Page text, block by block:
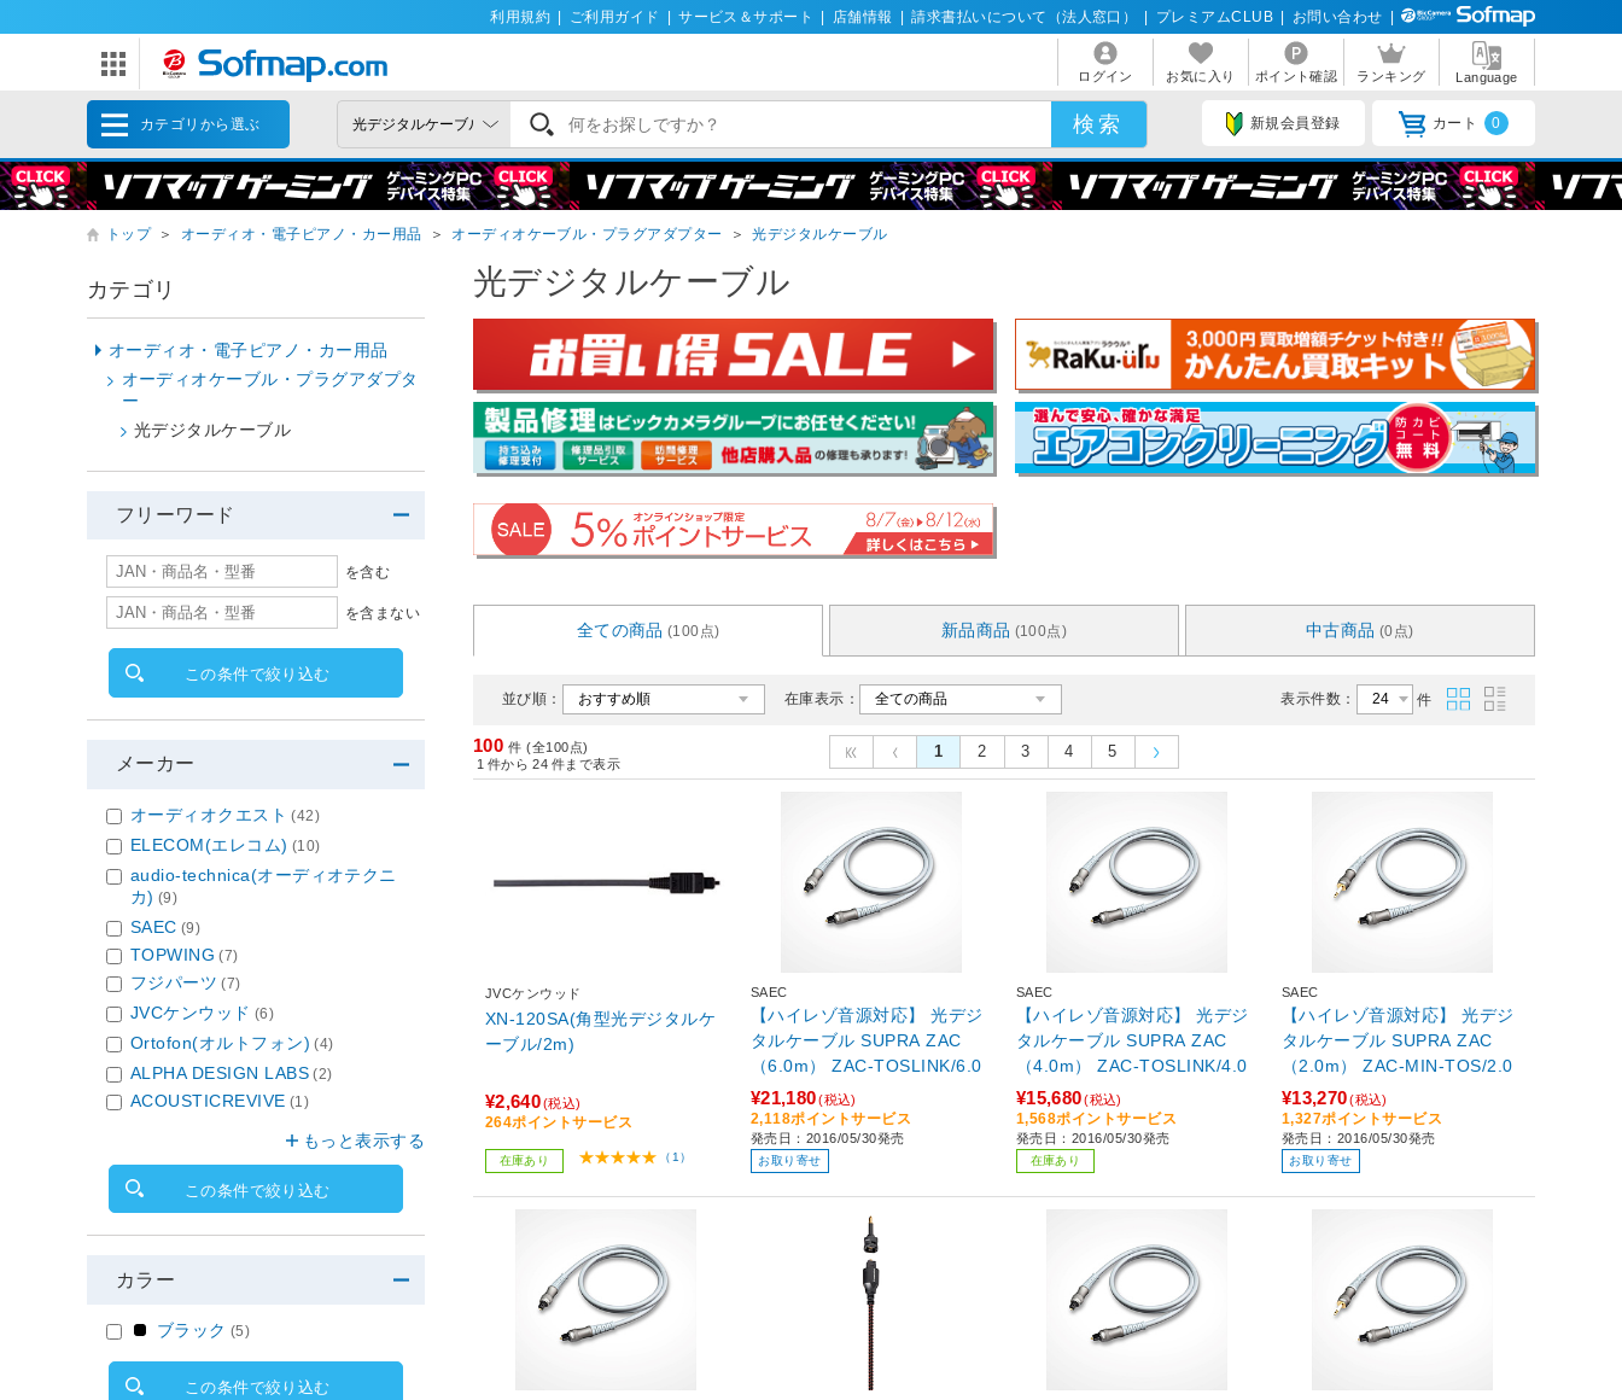
利用規約 ご利用ガイド サービス＆サポート 店舗情報 請求書払いについて（法人窓口） プレミアムCLUB お問い合わせ
ログイン お気に入り ポイント確認 ランキング Language
カテゴリから選ぶ 新規会員登録 カート 0
トップ ＞ オーディオ・電子ピアノ・カー用品 ＞ オーディオケーブル・プラグアダプター ＞ 光デジタルケーブル
光デジタルケーブル
全ての商品 (100点) 新品商品 (100点) 中古商品 (0点)
並び順： 在庫表示： 表示件数： 件
100 件 (全100点)
1 件から 24 件まで表示
1 2 3 4 5
JVCケンウッド
XN-120SA(角型光デジタルケ
ーブル/2m)
¥2,640(税込)
264ポイントサービス
在庫あり （1）
SAEC
【ハイレゾ音源対応】 光デジ
タルケーブル SUPRA ZAC
（6.0m） ZAC-TOSLINK/6.0
¥21,180(税込)
2,118ポイントサービス
発売日：2016/05/30発売
お取り寄せ
SAEC
【ハイレゾ音源対応】 光デジ
タルケーブル SUPRA ZAC
（4.0m） ZAC-TOSLINK/4.0
¥15,680(税込)
1,568ポイントサービス
発売日：2016/05/30発売
在庫あり
SAEC
【ハイレゾ音源対応】 光デジ
タルケーブル SUPRA ZAC
（2.0m） ZAC-MIN-TOS/2.0
¥13,270(税込)
1,327ポイントサービス
発売日：2016/05/30発売
お取り寄せ
カテゴリ
オーディオ・電子ピアノ・カー用品
オーディオケーブル・プラグアダプタ
ー
光デジタルケーブル
フリーワード
を含む
を含まない
この条件で絞り込む
メーカー
オーディオクエスト (42)
ELECOM(エレコム) (10)
audio-technica(オーディオテクニ
カ) (9)
SAEC (9)
TOPWING (7)
フジパーツ (7)
JVCケンウッド (6)
Ortofon(オルトフォン) (4)
ALPHA DESIGN LABS (2)
ACOUSTICREVIVE (1)
もっと表示する
この条件で絞り込む
カラー
ブラック (5)
この条件で絞り込む